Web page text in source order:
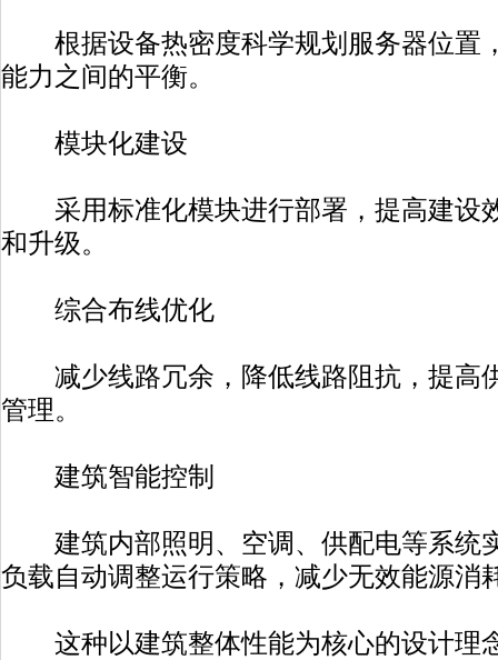
根据设备热密度科学规划服务器位置
能力之间的平衡。
模块化建设
采用标准化模块进行部署，提高建设
和升级。
综合布线优化
减少线路冗余，降低线路阻抗，提高
管理。
建筑智能控制
建筑内部照明、空调、供配电等系统
负载自动调整运行策略，减少无效能源消
这种以建筑整体性能为核心的设计理